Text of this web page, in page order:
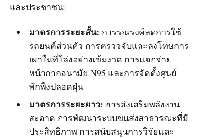
และประชาชน:
มาตรการระยะสั้น: การรณรงค์ลดการใช้
รถยนต์ส่วนตัว การตรวจจับและลงโทษการ
เผาในที่โล่งอย่างเข้มงวด การแจกจ่าย
หน้ากากอนามัย N95 และการจัดตั้งศูนย์
พักพิงปลอดฝุ่น
มาตรการระยะยาว: การส่งเสริมพลังงาน
สะอาด การพัฒนาระบบขนส่งสาธารณะที่มี
ประสิทธิภาพ การสนับสนุนการวิจัยและ